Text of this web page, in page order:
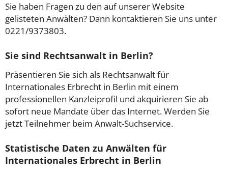
Sie haben Fragen zu den auf unserer Website
gelisteten Anwälten? Dann kontaktieren Sie uns unter
0221/9373803.
Sie sind Rechtsanwalt in Berlin?
Präsentieren Sie sich als Rechtsanwalt für
Internationales Erbrecht in Berlin mit einem
professionellen Kanzleiprofil und akquirieren Sie ab
sofort neue Mandate über das Internet. Werden Sie
jetzt Teilnehmer beim Anwalt-Suchservice.
Statistische Daten zu Anwälten für
Internationales Erbrecht in Berlin